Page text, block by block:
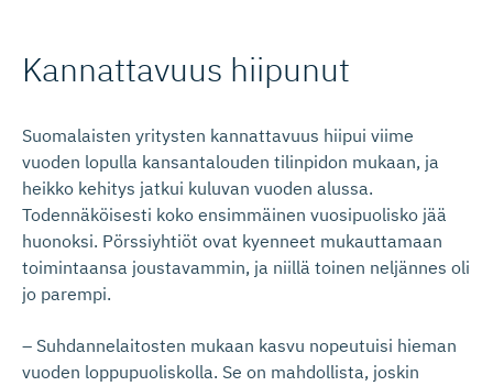
Kannattavuus hiipunut
Suomalaisten yritysten kannattavuus hiipui viime
vuoden lopulla kansantalouden tilinpidon mukaan, ja
heikko kehitys jatkui kuluvan vuoden alussa.
Todennäköisesti koko ensimmäinen vuosipuolisko jää
huonoksi. Pörssiyhtiöt ovat kyenneet mukauttamaan
toimintaansa joustavammin, ja niillä toinen neljännes oli
jo parempi.
– Suhdannelaitosten mukaan kasvu nopeutuisi hieman
vuoden loppupuoliskolla. Se on mahdollista, joskin